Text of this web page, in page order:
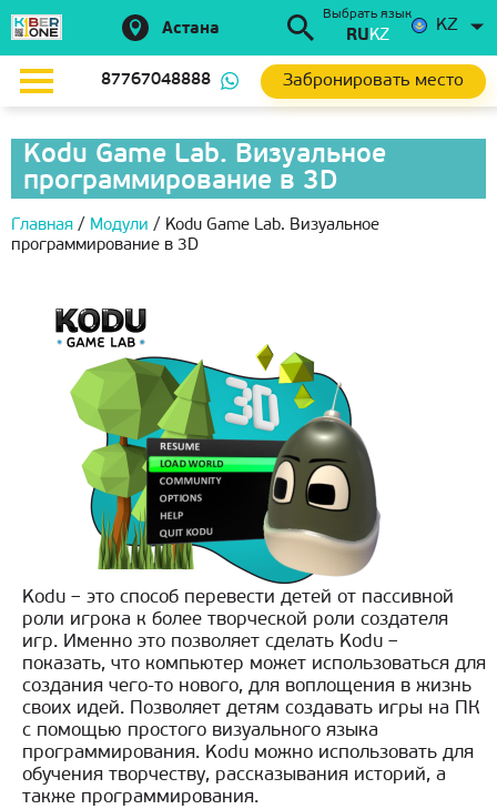
Астана
Выбрать язык
RUKZ
KZ
87767048888 Забронировать место
Kodu Game Lab. Визуальное
программирование в 3D
Главная / Модули / Kodu Game Lab. Визуальное
программирование в 3D
Kodu – это способ перевести детей от пассивной
роли игрока к более творческой роли создателя
игр. Именно это позволяет сделать Kodu –
показать, что компьютер может использоваться для
создания чего-то нового, для воплощения в жизнь
своих идей. Позволяет детям создавать игры на ПК
с помощью простого визуального языка
программирования. Kodu можно использовать для
обучения творчеству, рассказывания историй, а
также программирования.